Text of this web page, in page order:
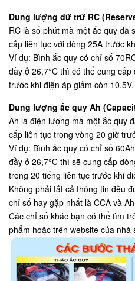
Dung lượng dữ trữ RC
RC là số phút mà một ắc quy đã
cấp liên tục với dòng 25A trước
Ví dụ: Bình ắc quy có chỉ số
đầy ở 26,7°C thì có thể cung
trước khi điện áp giảm còn 10,5V.
Dung lượng ắc quy Ah
Ah là điện lượng mà một ắc quy
cấp liên tục trong vòng 20 giờ
Ví dụ: Bình ắc quy có chỉ số
đầy ở 26,7°C thì sẽ cung cấp
trong 20 tiếng liên tục trước khi
Không phải tất cả thông tin đều
chỉ số hay gặp nhất là CCA và
Các chỉ số khác bạn có thể tìm
phẩm hoặc trên website của nhà